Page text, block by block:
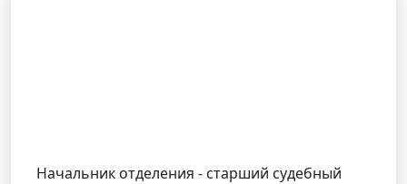
Начальник отделения - старший судебный